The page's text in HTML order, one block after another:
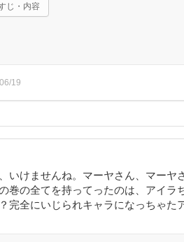
じ・内容
19
いけませんね。マーヤさん、マーヤ
巻の全てを持ってったのは、アイラ
完全にいじられキャラになっちゃた